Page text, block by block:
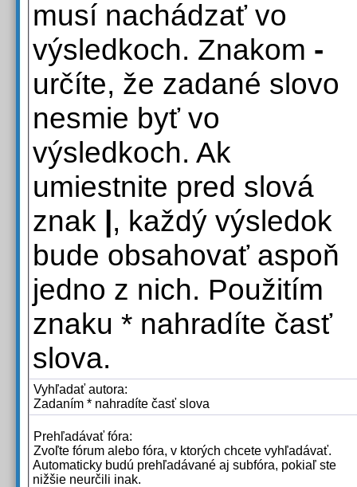
musí nachádzať vo
výsledkoch. Znakom -
určíte, že zadané slovo
nesmie byť vo
výsledkoch. Ak
umiestnite pred slová
znak |, každý výsledok
bude obsahovať aspoň
jedno z nich. Použitím
znaku * nahradíte časť
slova.
Vyhľadať autora:
Zadaním * nahradíte časť slova
Prehľadávať fóra:
Zvoľte fórum alebo fóra, v ktorých chcete vyhľadávať.
Automaticky budú prehľadávané aj subfóra, pokiaľ ste
nižšie neurčili inak.